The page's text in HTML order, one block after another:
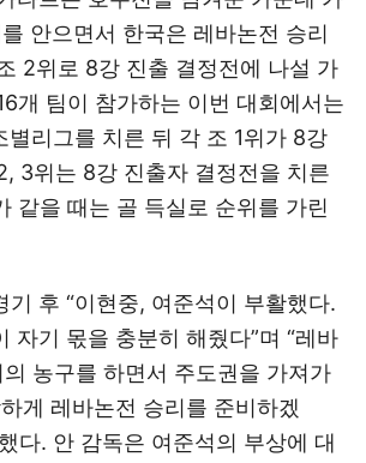
안으면서 한국은 레바논전 승리
2위로 8강 진출 결정전에 나설 가
개 팀이 참가하는 이번 대회에서는
별리그를 치른 뒤 각 조 1위가 8강
3위는 8강 진출자 결정전을 치른
같을 때는 골 득실로 순위를 가린
기 후 “이현중, 여준석이 부활했다.
자기 몫을 충분히 해줬다”며 “레바
농구를 하면서 주도권을 가져가
게 레바논전 승리를 준비하겠
다. 안 감독은 여준석의 부상에 대